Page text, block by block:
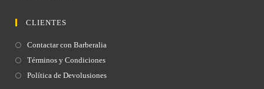
CLIENTES
Contactar con Barberalia
Términos y Condiciones
Política de Devolusiones